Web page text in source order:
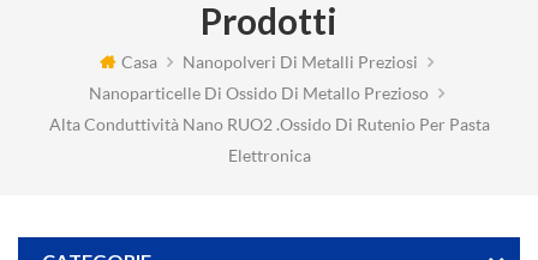
Prodotti
Casa
Nanopolveri Di Metalli Preziosi
Nanoparticelle Di Ossido Di Metallo Prezioso
Alta Conduttività Nano RUO2 .Ossido Di Rutenio Per Pasta
Elettronica